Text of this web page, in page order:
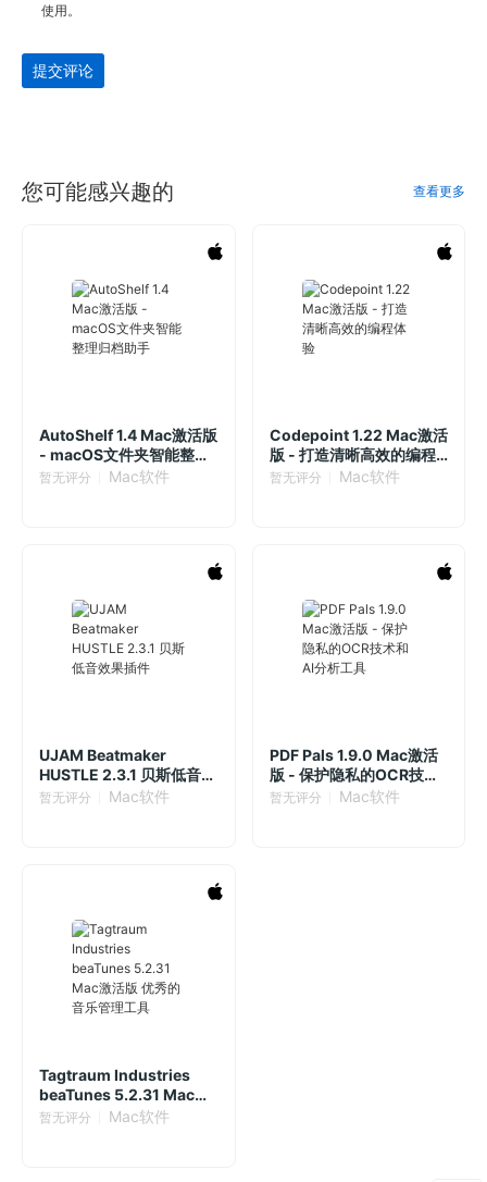
使用。
提交评论
您可能感兴趣的 查看更多
AutoShelf 1.4 Mac激活版
- macOS文件夹智能整理
归档助手
暂无评分 Mac软件
Codepoint 1.22 Mac激活
版 - 打造清晰高效的编程
体验
暂无评分 Mac软件
UJAM Beatmaker
HUSTLE 2.3.1 贝斯低音效
果插件
暂无评分 Mac软件
PDF Pals 1.9.0 Mac激活
版 - 保护隐私的OCR技术
和AI分析工具
暂无评分 Mac软件
Tagtraum Industries
beaTunes 5.2.31 Mac激
活版 优秀的音乐管理工具
暂无评分 Mac软件